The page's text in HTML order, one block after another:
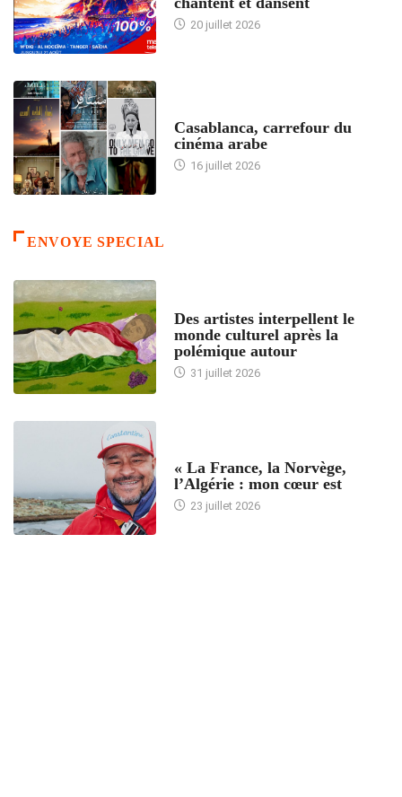
20 juillet 2026
Casablanca, carrefour du
cinéma arabe
16 juillet 2026
ENVOYE SPECIAL
Des artistes interpellent le
monde culturel après la
polémique autour
31 juillet 2026
« La France, la Norvège,
l’Algérie : mon cœur est
23 juillet 2026